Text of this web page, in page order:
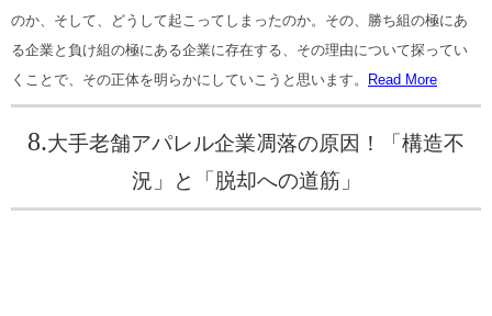
のか、そして、どうして起こってしまったのか。その、勝ち組の極にあ
る企業と負け組の極にある企業に存在する、その理由について探ってい
くことで、その正体を明らかにしていこうと思います。 Read More
8.大手老舗アパレル企業凋落の原因！「構造不
況」と「脱却への道筋」